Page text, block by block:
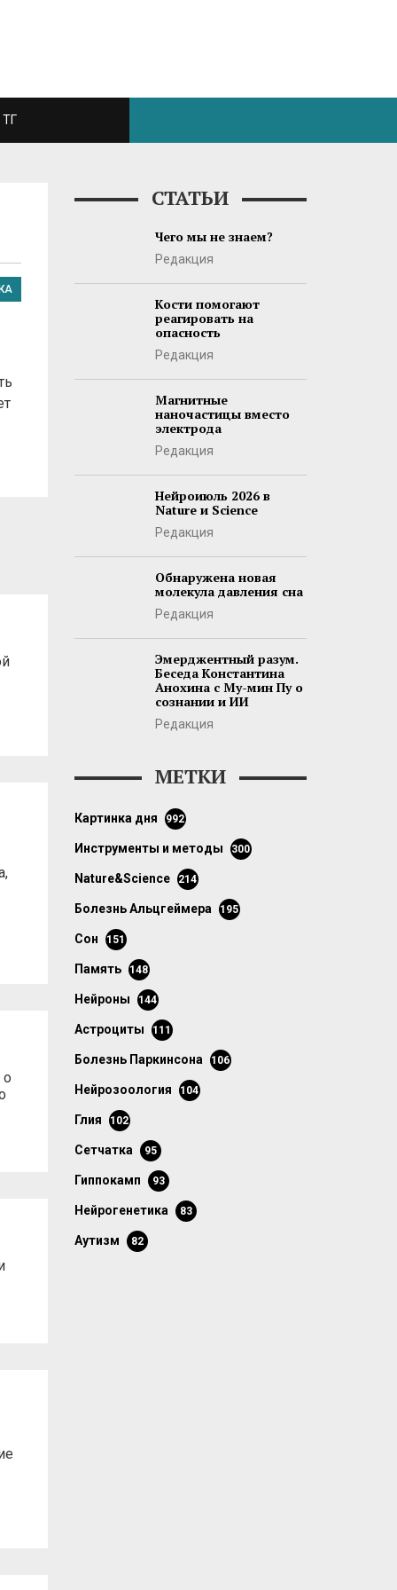
ТГ
о
СТАТЬИ
Чего мы не знаем?
Редакция
Кости помогают
реагировать на
опасность
Редакция
Магнитные
наночастицы вместо
электрода
Редакция
Нейроиюль 2026 в
Nature и Science
Редакция
Обнаружена новая
молекула давления сна
Редакция
Эмерджентный разум.
Беседа Константина
Анохина с Му-мин Пу о
сознании и ИИ
Редакция
МЕТКИ
картинка дня 992
инструменты и методы 300
Nature&Science 214
болезнь Альцгеймера 195
сон 151
память 148
нейроны 144
астроциты 111
болезнь Паркинсона 106
нейрозоология 104
глия 102
сетчатка 95
гиппокамп 93
нейрогенетика 83
аутизм 82